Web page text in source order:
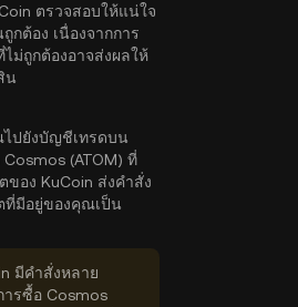
ตรวจสอบให้แน่ใจ
กต้อง เนื่องจากการ
ไม่ถูกต้องอาจส่งผลให้
น
ปยังบัญชีเทรดบน
(ATOM) ที่
อง KuCoin ส่งคำสั่ง
ที่มีอยู่ของคุณเป็น
มีคำสั่งหลาย
ารซื้อ Cosmos